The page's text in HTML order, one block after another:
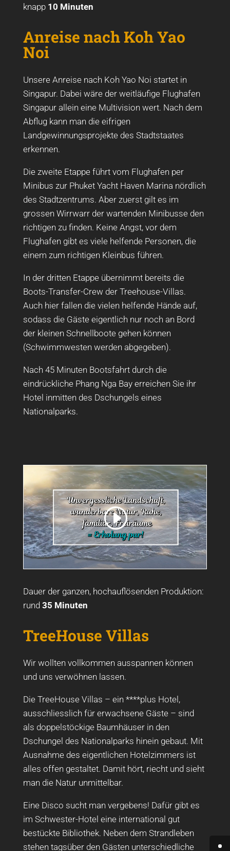
knapp 10 Minuten
Anreise nach Koh Yao
Noi
Unsere Anreise nach Koh Yao Noi startet in
Singapur. Dabei wäre der weitläufige Flughafen
Singapur allein eine Multivision wert. Nach dem
Abflug kann man die eifrigen
Landgewinnungsprojekte des Stadtstaates
erkennen.
Die zweite Etappe führt vom Flughafen per
Minibus zur Phuket Yacht Haven Marina nördlich
des Stadtzentrums. Aber zuerst gilt es im
grossen Wirrwarr der wartenden Minibusse den
richtigen zu finden. Keine Angst, vor dem
Flughafen gibt es viele helfende Personen, die
einem zum richtigen Kleinbus führen.
In der dritten Etappe übernimmt bereits die
Boots-Transfer-Crew der Treehouse-Villas.
Auch hier fallen die vielen helfende Hände auf,
sodass die Gäste eigentlich nur noch an Bord
der kleinen Schnellboote gehen können
(Schwimmwesten werden abgegeben).
Nach 45 Minuten Bootsfahrt durch die
eindrückliche Phang Nga Bay erreichen Sie ihr
Hotel inmitten des Dschungels eines
Nationalparks.
Dauer der ganzen, hochauflösenden Produktion:
rund 35 Minuten
TreeHouse Villas
Wir wollten vollkommen ausspannen können
und uns verwöhnen lassen.
Die TreeHouse Villas – ein ****plus Hotel,
ausschliesslich für erwachsene Gäste – sind
als doppelstöckige Baumhäuser in den
Dschungel des Nationalparks hinein gebaut. Mit
Ausnahme des eigentlichen Hotelzimmers ist
alles offen gestaltet. Damit hört, riecht und sieht
man die Natur unmittelbar.
Eine Disco sucht man vergebens! Dafür gibt es
im Schwester-Hotel eine international gut
bestückte Bibliothek. Neben dem Strandleben
stehen tagsüber den Gästen unterschiedliche